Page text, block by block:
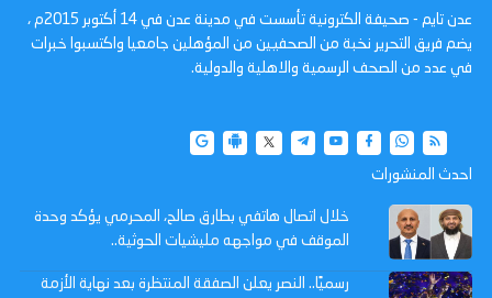
عدن تايم - صحيفة الكترونية تأسست في مدينة عدن في 14 أكتوبر 2015م ،
يضم فريق التحرير نخبة من الصحفيين من المؤهلين جامعيا واكتسبوا خبرات
في عدد من الصحف الرسمية والاهلية والدولية.
احدث المنشورات
خلال اتصال هاتفي بطارق صالح، المحرمي يؤكد وحدة
الموقف في مواجهه مليشيات الحوثية..
رسميًا.. النصر يعلن الصفقة المنتظرة بعد نهاية الأزمة